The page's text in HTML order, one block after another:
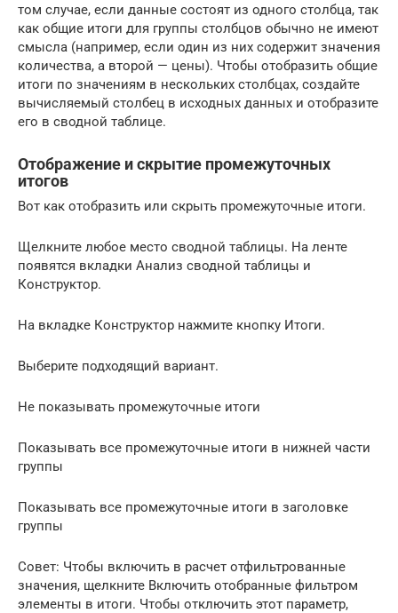
том случае, если данные состоят из одного столбца, так
как общие итоги для группы столбцов обычно не имеют
смысла (например, если один из них содержит значения
количества, а второй — цены). Чтобы отобразить общие
итоги по значениям в нескольких столбцах, создайте
вычисляемый столбец в исходных данных и отобразите
его в сводной таблице.
Отображение и скрытие промежуточных
итогов
Вот как отобразить или скрыть промежуточные итоги.
Щелкните любое место сводной таблицы. На ленте
появятся вкладки Анализ сводной таблицы и
Конструктор.
На вкладке Конструктор нажмите кнопку Итоги.
Выберите подходящий вариант.
Не показывать промежуточные итоги
Показывать все промежуточные итоги в нижней части
группы
Показывать все промежуточные итоги в заголовке
группы
Совет: Чтобы включить в расчет отфильтрованные
значения, щелкните Включить отобранные фильтром
элементы в итоги. Чтобы отключить этот параметр,